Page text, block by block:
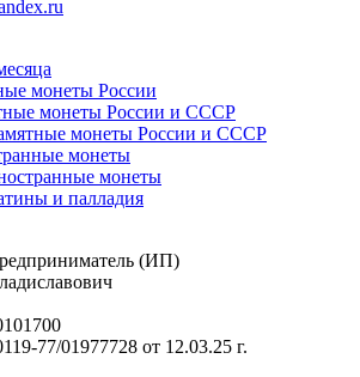
монеты России
монеты России и СССР
монеты России и СССР
монеты
монеты
и палладия
(ИП)
77/01977728 от 12.03.25 г.